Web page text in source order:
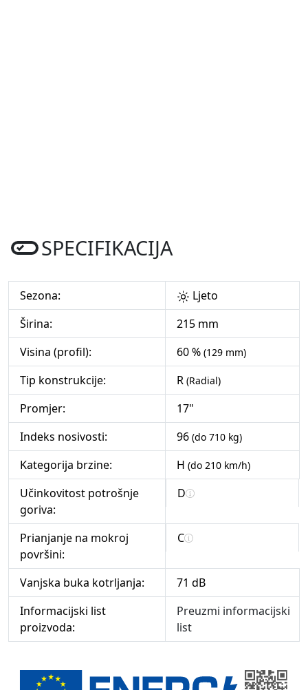
SPECIFIKACIJA
Sezona:
Ljeto
Širina:
215 mm
Visina (profil):
60 % (129 mm)
Tip konstrukcije: R (Radial)
Promjer:
17"
Indeks nosivosti:
96 (do 710 kg)
Kategorija brzine: H (do 210 km/h)
Učinkovitost potrošnje
goriva:
D
Prianjanje na mokroj
površini:
C
Vanjska buka kotrljanja:
71 dB
Informacijski list
proizvoda:
Preuzmi informacijski
list